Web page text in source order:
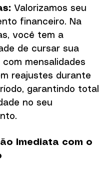
Valorizamos seu
financeiro. Na
você tem a
de cursar sua
mensalidades
reajustes durante
garantindo total
no seu
Imediata com o